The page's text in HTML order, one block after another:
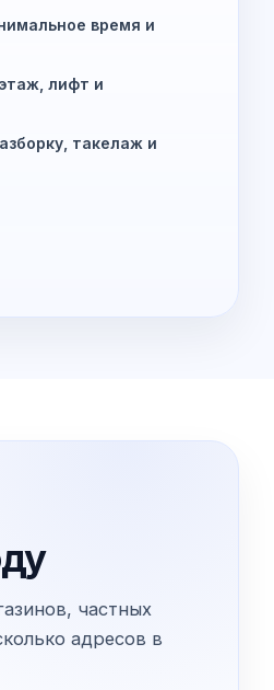
время и
лифт и
такелаж и
частных
адресов в